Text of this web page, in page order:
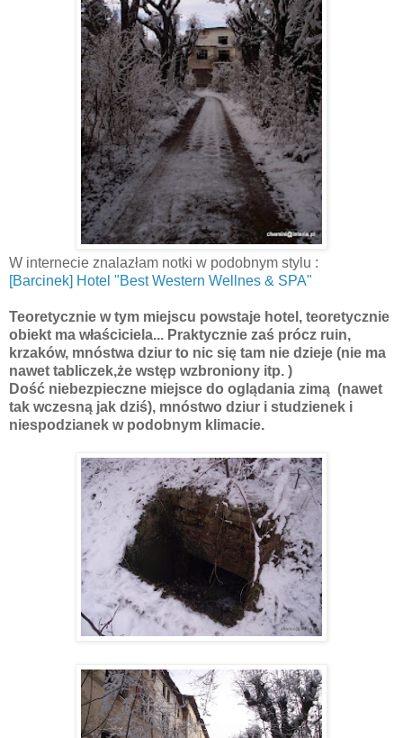
W internecie znalazłam notki w podobnym stylu :
[Barcinek] Hotel "Best Western Wellnes & SPA"
Teoretycznie w tym miejscu powstaje hotel, teoretycznie
obiekt ma właściciela... Praktycznie zaś prócz ruin,
krzaków, mnóstwa dziur to nic się tam nie dzieje (nie ma
nawet tabliczek,że wstęp wzbroniony itp. )
Dość niebezpieczne miejsce do oglądania zimą (nawet
tak wczesną jak dziś), mnóstwo dziur i studzienek i
niespodzianek w podobnym klimacie.